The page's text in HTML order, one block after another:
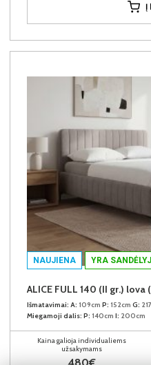
Į
NAUJIENA YRA
ALICE FULL 140 (II gr.) lova
Išmatavimai: A: 109cm P: 152cm G:
Miegamoji dalis: P: 140cm I: 200cm
Kaina galioja individualiems
užsakymams
480€